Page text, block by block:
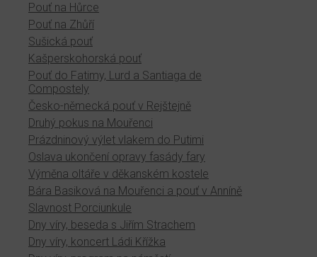
Pouť na Hůrce
Pouť na Zhůří
Sušická pouť
Kašperskohorská pouť
Pouť do Fatimy, Lurd a Santiaga de
Compostely
Česko-německá pouť v Rejštejně
Druhý pokus na Mouřenci
Prázdninový výlet vlakem do Putimi
Oslava ukončení opravy fasády fary
Výměna oltáře v děkanském kostele
Bára Basiková na Mouřenci a pouť v Anníně
Slavnost Porciunkule
Dny víry, beseda s Jiřím Strachem
Dny víry, koncert Ládi Křížka